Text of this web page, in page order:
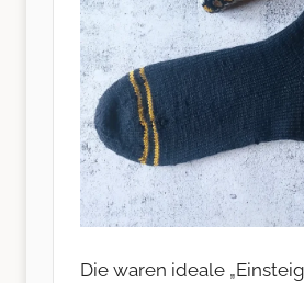
Die waren ideale